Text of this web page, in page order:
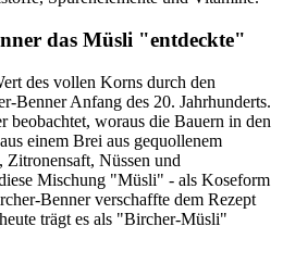
das Müsli "entdeckte"
des vollen Korns durch den
Benner Anfang des 20. Jahrhunderts.
beobachtet, woraus die Bauern in den
einem Brei aus gequollenem
Nüssen und
Mischung "Müsli" - als Koseform
Benner verschaffte dem Rezept
trägt es als "Bircher-Müsli"